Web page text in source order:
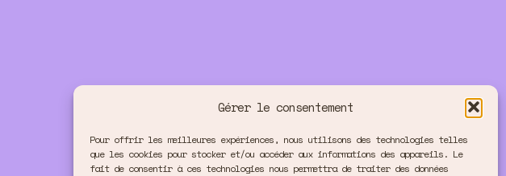
Gérer le consentement
Pour offrir les meilleures expériences, nous utilisons des technologies telles
que les cookies pour stocker et/ou accéder aux informations des appareils. Le
fait de consentir à ces technologies nous permettra de traiter des données